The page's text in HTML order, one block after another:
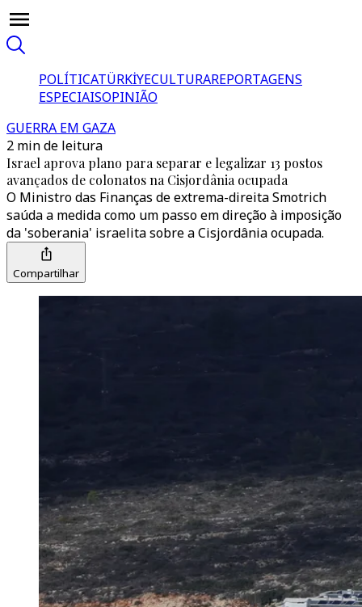
POLÍTICATÜRKİYECULTURAREPORTAGENS
ESPECIAISOPINIÃO
GUERRA EM GAZA
2 min de leitura
Israel aprova plano para separar e legalizar 13 postos
avançados de colonatos na Cisjordânia ocupada
O Ministro das Finanças de extrema-direita Smotrich
saúda a medida como um passo em direção à imposição
da 'soberania' israelita sobre a Cisjordânia ocupada.
Compartilhar